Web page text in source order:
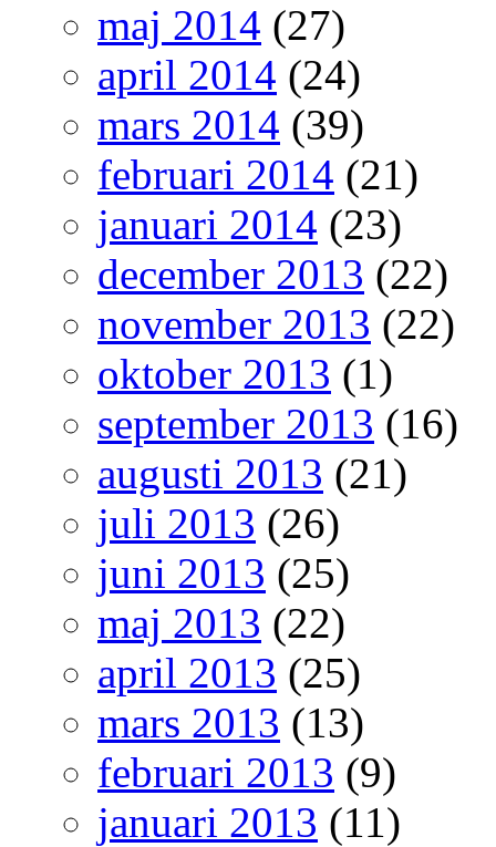
maj 2014 (27)
april 2014 (24)
mars 2014 (39)
februari 2014 (21)
januari 2014 (23)
december 2013 (22)
november 2013 (22)
oktober 2013 (1)
september 2013 (16)
augusti 2013 (21)
juli 2013 (26)
juni 2013 (25)
maj 2013 (22)
april 2013 (25)
mars 2013 (13)
februari 2013 (9)
januari 2013 (11)